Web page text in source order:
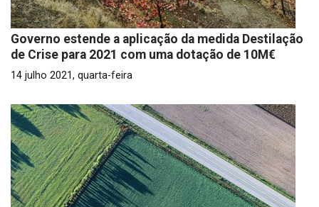
Governo estende a aplicação da medida Destilação
de Crise para 2021 com uma dotação de 10M€
14 julho 2021, quarta-feira